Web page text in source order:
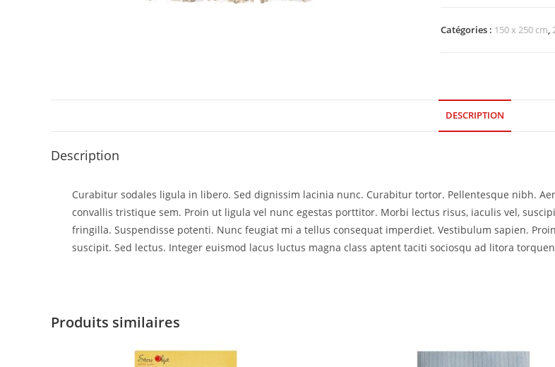
Catégories : 150 x 250 cm,
DESCRIPTION
Description
Curabitur sodales ligula in libero. Sed dignissim lacinia nunc. Curabitur tortor. Pellentesque nibh.
convallis tristique sem. Proin ut ligula vel nunc egestas porttitor. Morbi lectus risus, iaculis vel,
fringilla. Suspendisse potenti. Nunc feugiat mi a tellus consequat imperdiet. Vestibulum sapien.
suscipit. Sed lectus. Integer euismod lacus luctus magna class aptent taciti sociosqu ad litora
Produits similaires